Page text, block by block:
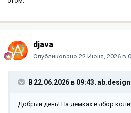
пожалуйста...
при этом переключается.
будет 40.
video/
djava
Опубликовано 22 Июня, 2026 в
В 22.06.2026 в 09:43,
Добрый день! На демках выбор